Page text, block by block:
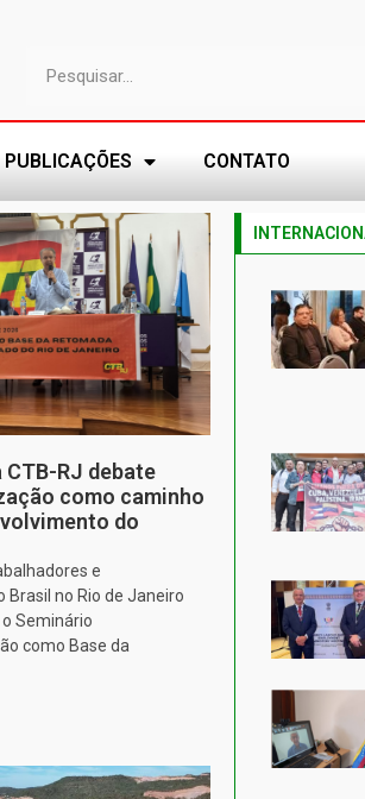
PUBLICAÇÕES CONTATO
CTB-RJ debate
como caminho
do
e
Brasil no Rio de Janeiro
Seminário
como Base da